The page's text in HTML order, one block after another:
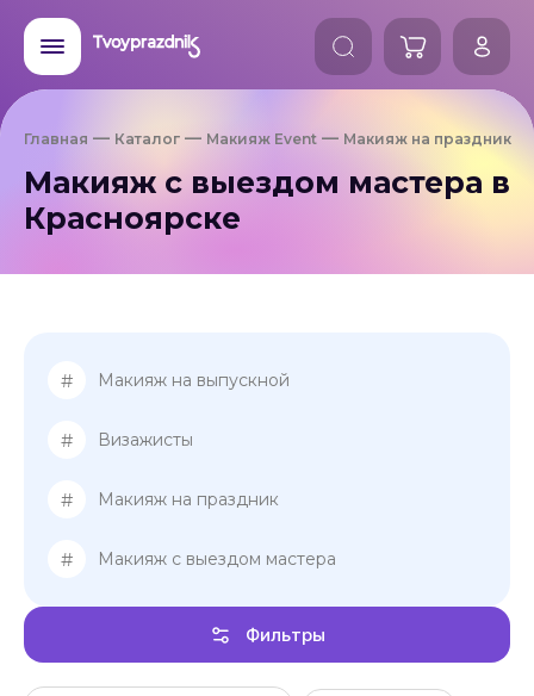
Главная Каталог Макияж Event Макияж на праздник
Макияж с выездом мастера в
Красноярске
# Макияж на выпускной
# Визажисты
# Макияж на праздник
# Макияж с выездом мастера
Фильтры